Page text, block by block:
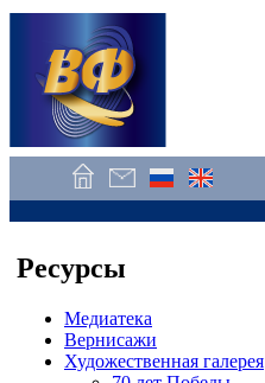
Ресурсы
Медиатека
Вернисажи
Художественная галерея